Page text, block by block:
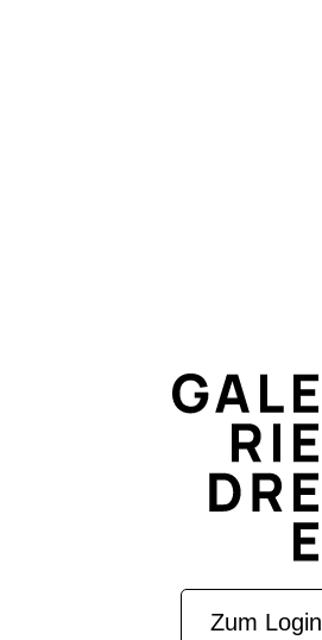
Zum Login